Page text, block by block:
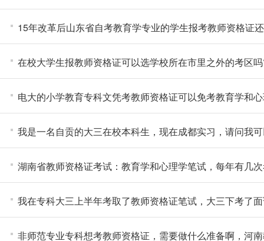
15年改革后山东省自考教育学专业的学生报考教师资格证
在校大学生报教师资格证可以选学校所在市里之外的考区
电大的小学教育专科文凭考教师资格证可以免考教育学和
我是一名自贡的大三在校本科生，现在成都实习，请问我
湖南省教师资格证考试：教育学和心理学笔试，每年有几
我在专科大三上半年考取了教师资格证笔试，大三下考了
非师范专业专科想考教师资格证，需要做什么准备啊，河